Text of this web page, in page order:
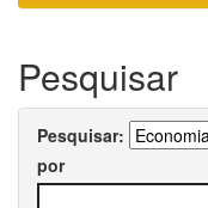
Pesquisar
Pesquisar:
por